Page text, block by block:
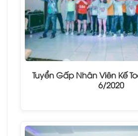
Tuyển Gấp Nhân Viên Kế
6/2020